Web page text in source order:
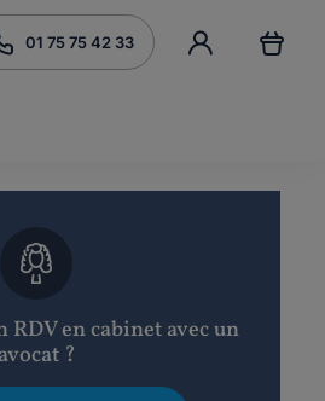
01 75 75 42 33
RDV en cabinet avec un
avocat ?